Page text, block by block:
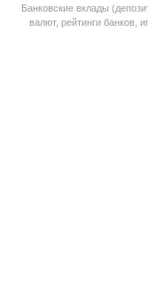
Банковские вклады
валют, рейтинги банков,